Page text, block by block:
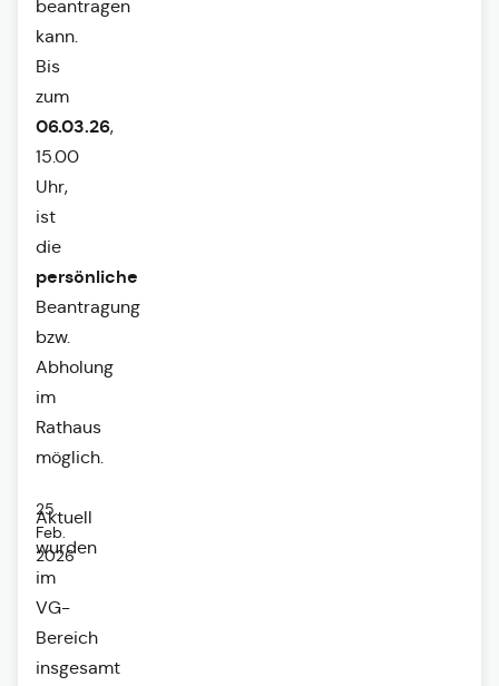
25.
Feb.
2026
beantragen
kann.
Bis
zum
06.03.26,
15.00
Uhr,
ist
die
persönliche
Beantragung
bzw.
Abholung
im
Rathaus
möglich.
Aktuell
wurden
im
VG-
Bereich
insgesamt